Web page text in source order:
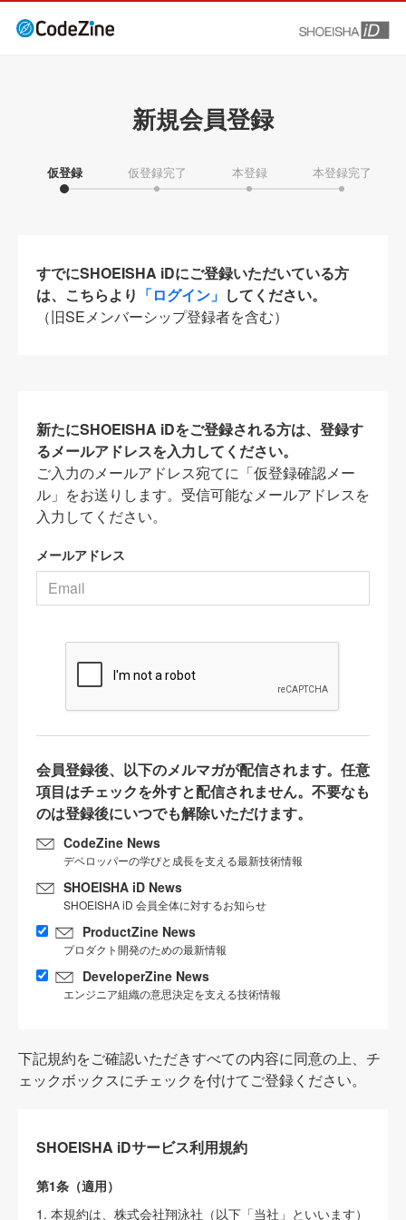
新規会員登録
仮登録 仮登録完了 本登録 本登録完了
すでにSHOEISHA iDにご登録いただいている方
は、こちらより 「ログイン」 してください。
（旧SEメンバーシップ登録者を含む）
新たにSHOEISHA iDをご登録される方は、登録す
るメールアドレスを入力してください。
ご入力のメールアドレス宛てに「仮登録確認メー
ル」をお送りします。受信可能なメールアドレスを
入力してください。
メールアドレス
会員登録後、以下のメルマガが配信されます。任意
項目はチェックを外すと配信されません。不要なも
のは登録後にいつでも解除いただけます。
CodeZine News
デベロッパーの学びと成長を支える最新技術情報
SHOEISHA iD News
SHOEISHA iD 会員全体に対するお知らせ
ProductZine News
プロダクト開発のための最新情報
DeveloperZine News
エンジニア組織の意思決定を支える技術情報
下記規約をご確認いただきすべての内容に同意の上、チ
ェックボックスにチェックを付けてご登録ください。
SHOEISHA iDサービス利用規約
第1条（適用）
1. 本規約は、株式会社翔泳社（以下「当社」といいます）